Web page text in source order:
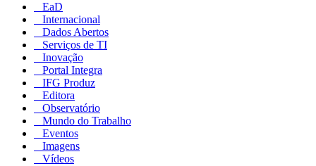
EaD
Internacional
Dados Abertos
Serviços de TI
Inovação
Portal Integra
IFG Produz
Editora
Observatório
Mundo do Trabalho
Eventos
Imagens
Vídeos